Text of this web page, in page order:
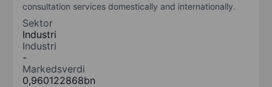
consultation services domestically and internationally.
Sektor
Industri
Industri
-
Markedsverdi
0,960122868bn